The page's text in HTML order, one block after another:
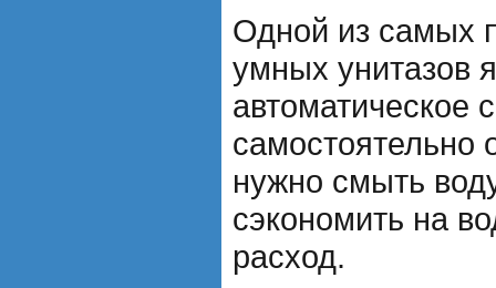
Одной из самых
умных унитазов
автоматическое
самостоятельно
нужно смыть
сэкономить на
расход.